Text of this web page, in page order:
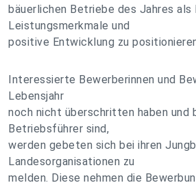
bäuerlichen Betriebe des Jahres
Leistungsmerkmale und
positive Entwicklung zu
Interessierte Bewerberinnen und
Lebensjahr
noch nicht überschritten haben und
Betriebsführer sind,
werden gebeten sich bei ihren
Landesorganisationen zu
melden. Diese nehmen die